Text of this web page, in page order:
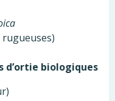
d’ortie biologiques